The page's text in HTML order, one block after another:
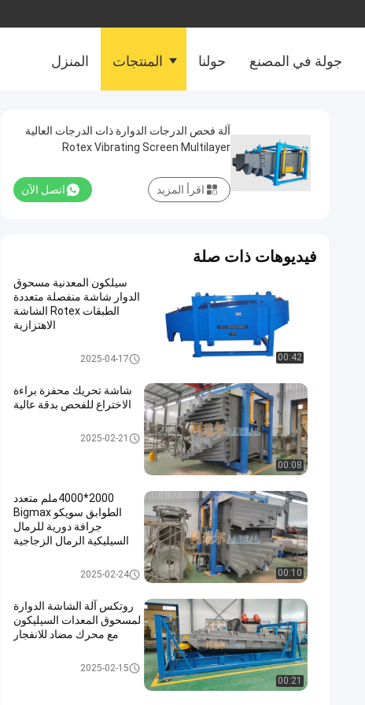
المنزل المنتجات حولنا جولة في المصنع
آلة فحص الدرجات الدوارة ذات الدرجات العالية
Rotex Vibrating Screen Multilayer
اتصل الآن اقرأ المزيد
فيديوهات ذات صلة
00:42
سيلكون المعدنية مسحوق
الدوار شاشة منفصلة متعددة
الطبقات Rotex الشاشة
الاهتزازية
غربال شاشة الدوران2025-04-17
00:08
شاشة تحريك محفزة براءة
الاختراع للفحص بدقة عالية
غربال شاشة الدوران2025-02-21
00:10
2000*4000ملم متعدد
الطوابق سويكو Bigmax
جرافة دورية للرمال
السيليكية الرمال الزجاجية
غربال شاشة الدوران2025-02-24
00:21
روتكس آلة الشاشة الدوارة
لمسحوق المعدات السيليكون
مع محرك مضاد للانفجار
غربال شاشة الدوران2025-02-15